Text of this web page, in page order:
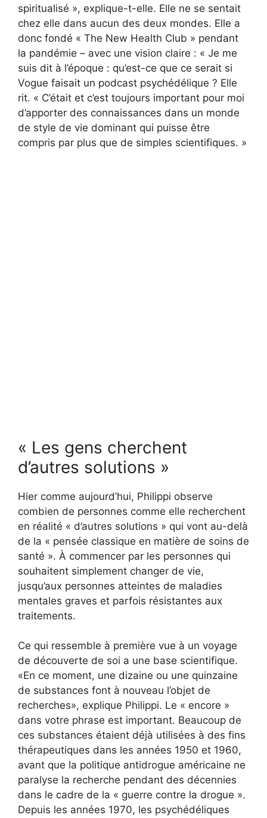
spiritualisé », explique-t-elle. Elle ne se sentait
chez elle dans aucun des deux mondes. Elle a
donc fondé « The New Health Club » pendant
la pandémie – avec une vision claire : « Je me
suis dit à l’époque : qu’est-ce que ce serait si
Vogue faisait un podcast psychédélique ? Elle
rit. « C’était et c’est toujours important pour moi
d’apporter des connaissances dans un monde
de style de vie dominant qui puisse être
compris par plus que de simples scientifiques. »
« Les gens cherchent
d’autres solutions »
Hier comme aujourd’hui, Philippi observe
combien de personnes comme elle recherchent
en réalité « d’autres solutions » qui vont au-delà
de la « pensée classique en matière de soins de
santé ». À commencer par les personnes qui
souhaitent simplement changer de vie,
jusqu’aux personnes atteintes de maladies
mentales graves et parfois résistantes aux
traitements.
Ce qui ressemble à première vue à un voyage
de découverte de soi a une base scientifique.
«En ce moment, une dizaine ou une quinzaine
de substances font à nouveau l’objet de
recherches», explique Philippi. Le « encore »
dans votre phrase est important. Beaucoup de
ces substances étaient déjà utilisées à des fins
thérapeutiques dans les années 1950 et 1960,
avant que la politique antidrogue américaine ne
paralyse la recherche pendant des décennies
dans le cadre de la « guerre contre la drogue ».
Depuis les années 1970, les psychédéliques